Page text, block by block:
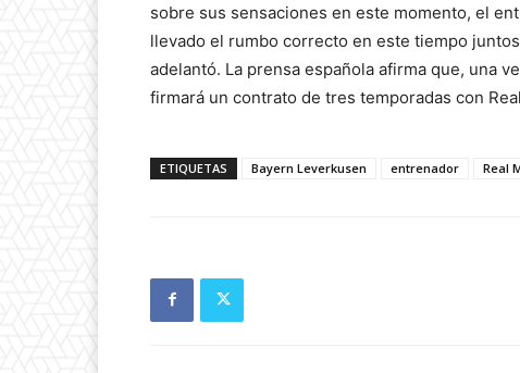
sobre sus sensaciones en este momento, el
llevado el rumbo correcto en este tiempo
adelantó. La prensa española afirma que, una
firmará un contrato de tres temporadas con
ETIQUETAS Bayern Leverkusen entrenador Real